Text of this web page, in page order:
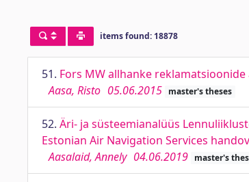
items found: 18878
51. Fors MW allhanke
Aasa, Risto 05.06.2015 master's theses
52. Äri- ja süsteemianalüüs
Estonian Air Navigation Services
Aasalaid, Annely 04.06.2019 master's